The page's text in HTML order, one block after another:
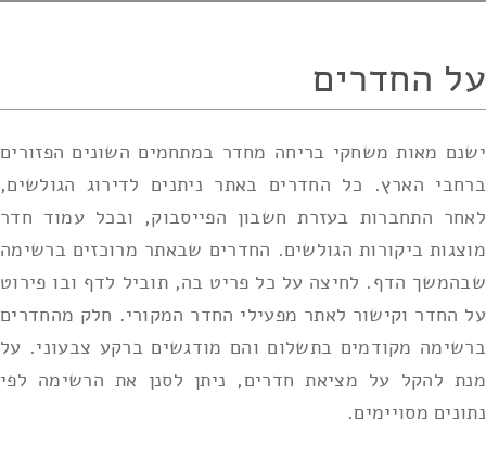
על החדרים
ישנם מאות משחקי בריחה מחדר במתחמים השונים הפזורים
ברחבי הארץ. כל החדרים באתר ניתנים לדירוג הגולשים,
לאחר התחברות בעזרת חשבון הפייסבוק, ובכל עמוד חדר
מוצגות ביקורות הגולשים. החדרים שבאתר מרוכזים ברשימה
שבהמשך הדף. לחיצה על כל פריט בה, תוביל לדף ובו פירוט
על החדר וקישור לאתר מפעילי החדר המקורי. חלק מהחדרים
ברשימה מקודמים בתשלום והם מודגשים ברקע צבעוני. על
מנת להקל על מציאת חדרים, ניתן לסנן את הרשימה לפי
נתונים מסויימים.